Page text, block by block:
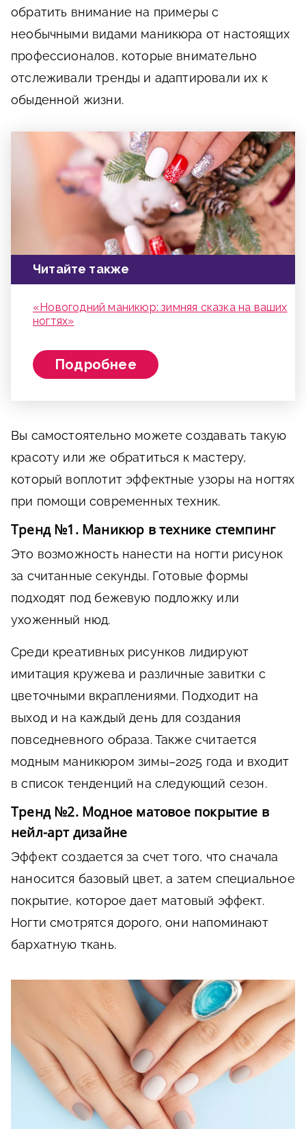
обратить внимание на примеры с
необычными видами маникюра от настоящих
профессионалов, которые внимательно
отслеживали тренды и адаптировали их к
обыденной жизни.
Читайте также
«Новогодний маникюр: зимняя сказка на ваших
ногтях»
Подробнее
Вы самостоятельно можете создавать такую
красоту или же обратиться к мастеру,
который воплотит эффектные узоры на ногтях
при помощи современных техник.
Тренд №1. Маникюр в технике стемпинг
Это возможность нанести на ногти рисунок
за считанные секунды. Готовые формы
подходят под бежевую подложку или
ухоженный нюд.
Среди креативных рисунков лидируют
имитация кружева и различные завитки с
цветочными вкраплениями. Подходит на
выход и на каждый день для создания
повседневного образа. Также считается
модным маникюром зимы–2025 года и входит
в список тенденций на следующий сезон.
Тренд №2. Модное матовое покрытие в
нейл-арт дизайне
Эффект создается за счет того, что сначала
наносится базовый цвет, а затем специальное
покрытие, которое дает матовый эффект.
Ногти смотрятся дорого, они напоминают
бархатную ткань.